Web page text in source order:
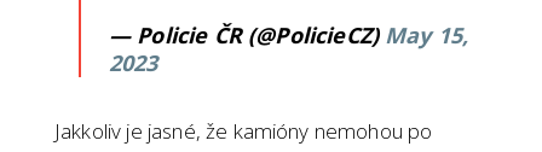
— Policie ČR (@PolicieCZ) May 15,
2023
Jakkoliv je jasné, že kamióny nemohou po